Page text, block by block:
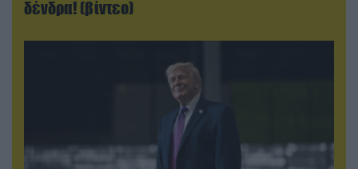
δένδρα! (βίντεο)